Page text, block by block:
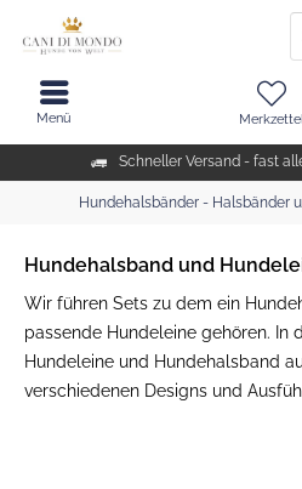
Schneller Versand - fast
Menü
Hundehalsbänder - Halsbänder
Hundehalsband und
Wir führen Sets zu dem ein
passende Hundeleine gehören. In
Hundeleine und Hundehalsband
verschiedenen Designs und